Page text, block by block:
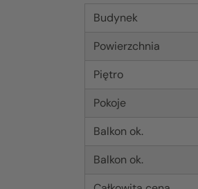
Budynek
Powierzchnia
Piętro
Pokoje
Balkon ok.
Balkon ok.